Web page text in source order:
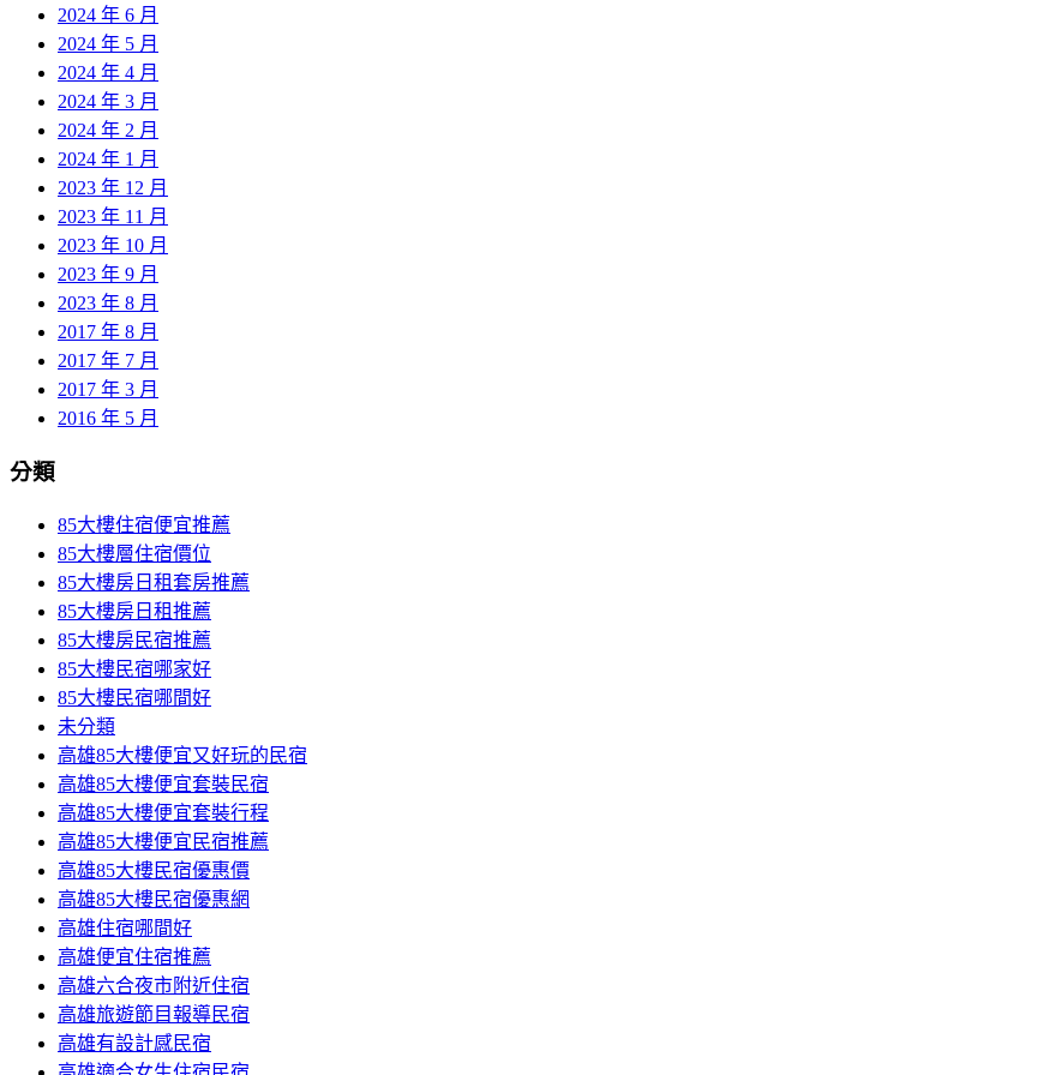
2024 年 6 月
2024 年 5 月
2024 年 4 月
2024 年 3 月
2024 年 2 月
2024 年 1 月
2023 年 12 月
2023 年 11 月
2023 年 10 月
2023 年 9 月
2023 年 8 月
2017 年 8 月
2017 年 7 月
2017 年 3 月
2016 年 5 月
分類
85大樓住宿便宜推薦
85大樓層住宿價位
85大樓房日租套房推薦
85大樓房日租推薦
85大樓房民宿推薦
85大樓民宿哪家好
85大樓民宿哪間好
未分類
高雄85大樓便宜又好玩的民宿
高雄85大樓便宜套裝民宿
高雄85大樓便宜套裝行程
高雄85大樓便宜民宿推薦
高雄85大樓民宿優惠價
高雄85大樓民宿優惠網
高雄住宿哪間好
高雄便宜住宿推薦
高雄六合夜市附近住宿
高雄旅遊節目報導民宿
高雄有設計感民宿